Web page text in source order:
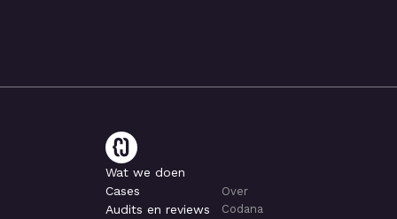
Wat we doen
Cases
Audits en reviews
Over
Codana